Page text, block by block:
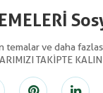
temalar ve daha
TAKİPTE